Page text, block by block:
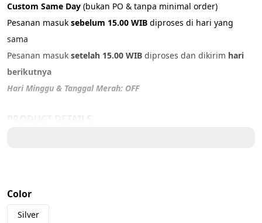
Custom Same Day (bukan PO & tanpa minimal order)
Pesanan masuk sebelum 15.00 WIB diproses di hari yang
sama
Pesanan masuk setelah 15.00 WIB diproses dan dikirim hari
berikutnya
Hari Minggu & Tanggal Merah: OFF
US 6 – 5,8 cm
US 7 – 6 cm
Color
Silver